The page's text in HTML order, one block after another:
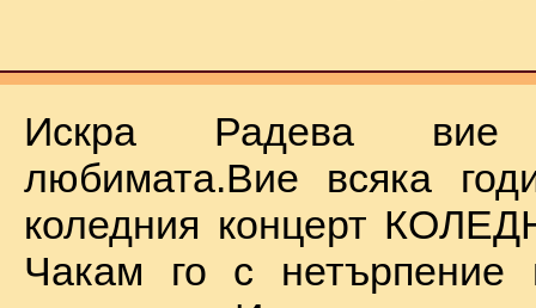
Искра Радева
любимата.Вие всяка
коледния концерт
Чакам го с